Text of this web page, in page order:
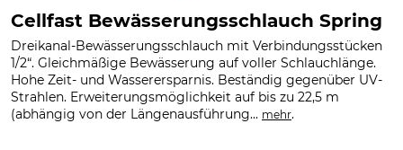
Cellfast Bewässerungsschlauch Spring
Dreikanal-Bewässerungsschlauch mit Verbindungsstücken
1/2“. Gleichmäßige Bewässerung auf voller Schlauchlänge.
Hohe Zeit- und Wasserersparnis. Beständig gegenüber UV-
Strahlen. Erweiterungsmöglichkeit auf bis zu 22,5 m
(abhängig von der Längenausführung... mehr.